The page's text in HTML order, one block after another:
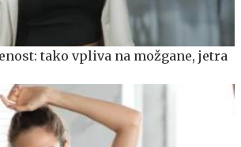
tako vpliva na možgane, jetra